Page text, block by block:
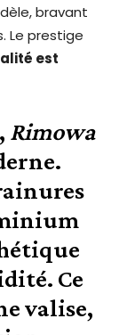
bravant
Le prestige
est
Rimowa
Ce
valise,